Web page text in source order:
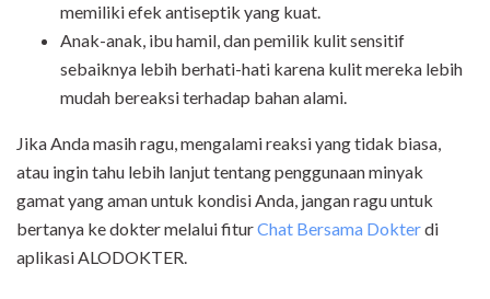
memiliki efek antiseptik yang kuat.
Anak-anak, ibu hamil, dan pemilik kulit sensitif
sebaiknya lebih berhati-hati karena kulit mereka lebih
mudah bereaksi terhadap bahan alami.
Jika Anda masih ragu, mengalami reaksi yang tidak biasa,
atau ingin tahu lebih lanjut tentang penggunaan minyak
gamat yang aman untuk kondisi Anda, jangan ragu untuk
bertanya ke dokter melalui fiturChat Bersama Dokterdi
aplikasi ALODOKTER.